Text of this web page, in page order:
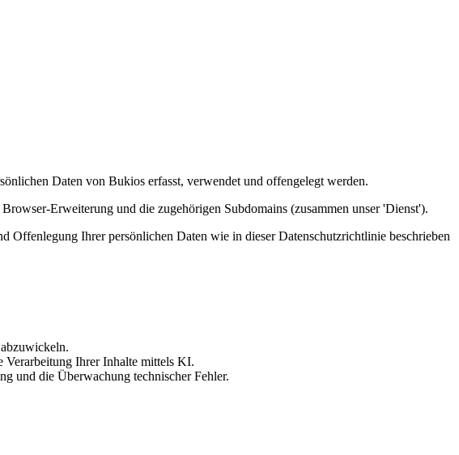
Daten von Bukios erfasst, verwendet und offengelegt werden.
Erweiterung und die zugehörigen Subdomains (zusammen unser 'Dienst').
Offenlegung Ihrer persönlichen Daten wie in dieser Datenschutzrichtlinie beschrieben
Ihrer Inhalte mittels KI.
und die Überwachung technischer Fehler.